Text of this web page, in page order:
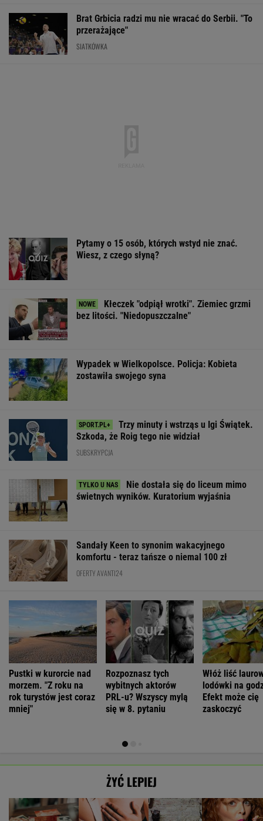
Brat Grbicia radzi mu nie wracać do Serbii. "To
przerażające"
SIATKÓWKA
Pytamy o 15 osób, których wstyd nie znać.
Wiesz, z czego słyną?
Kłeczek "odpiął wrotki". Ziemiec grzmi
bez litości. "Niedopuszczalne"
Wypadek w Wielkopolsce. Policja: Kobieta
zostawiła swojego syna
Trzy minuty i wstrząs u Igi Świątek.
Szkoda, że Roig tego nie widział
SUBSKRYPCJA
Nie dostała się do liceum mimo
świetnych wyników. Kuratorium wyjaśnia
Sandały Keen to synonim wakacyjnego
komfortu - teraz tańsze o niemal 100 zł
OFERTY AVANTI24
Pustki w kurorcie nad
morzem. "Z roku na
rok turystów jest coraz
mniej"
Rozpoznasz tych
wybitnych aktorów
PRL-u? Wszyscy mylą
się w 8. pytaniu
Włóż liść
lodówki na
Efekt może cię
zaskoczyć
ŻYĆ LEPIEJ